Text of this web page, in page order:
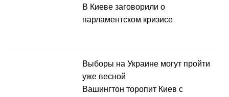
В Киеве заговорили о
парламентском кризисе
Выборы на Украине могут пройти
уже весной
Вашингтон торопит Киев с